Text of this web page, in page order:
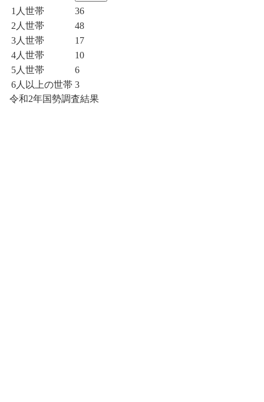
1人世帯
36
2人世帯
48
3人世帯
17
4人世帯
10
5人世帯
6
6人以上の世帯 3
令和2年国勢調査結果